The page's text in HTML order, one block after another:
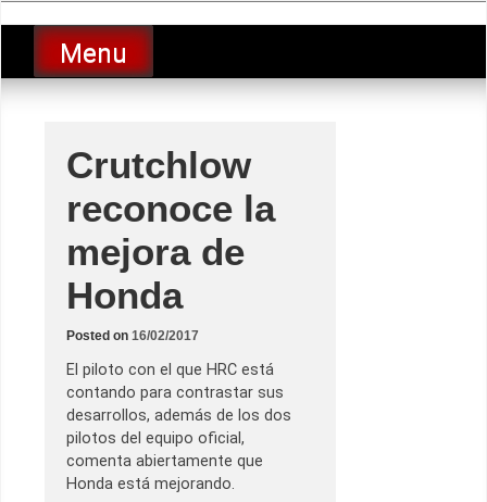
to
contentLucio Lopez GP
luciolopezgp
Menu
Crutchlow
reconoce la
mejora de
Honda
Posted on 16/02/2017
El piloto con el que HRC está
contando para contrastar sus
desarrollos, además de los dos
pilotos del equipo oficial,
comenta abiertamente que
Honda está mejorando.